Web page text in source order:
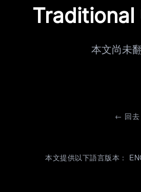
Traditional
本文尚未翻
← 回去
本文提供以下語言版本：